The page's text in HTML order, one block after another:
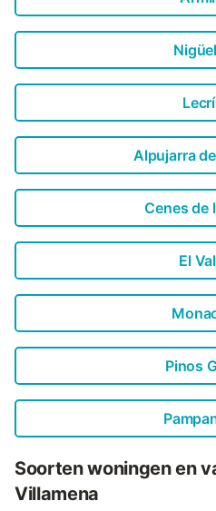
Alpujarra
Cenes de
El
Pinos
Soorten woningen en
Villamena